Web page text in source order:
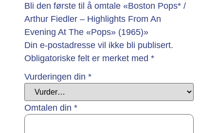
Bli den første til å omtale «Boston Pops* /
Arthur Fiedler – Highlights From An
Evening At The «Pops» (1965)»
Din e-postadresse vil ikke bli publisert.
Obligatoriske felt er merket med *
Vurderingen din *
Omtalen din *